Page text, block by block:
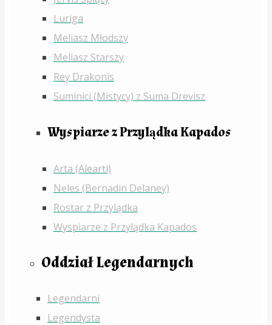
Luriga
Meliasz Młodszy
Meliasz Starszy
Rey Drakonis
Suminici (Mistycy) z Suma Drevisz
Wyspiarze z Przylądka Kapados
Arta (Alearti)
Neles (Bernadin Delaney)
Rostar z Przylądka
Wyspiarze z Przylądka Kapados
Oddział Legendarnych
Legendarni
Legendysta